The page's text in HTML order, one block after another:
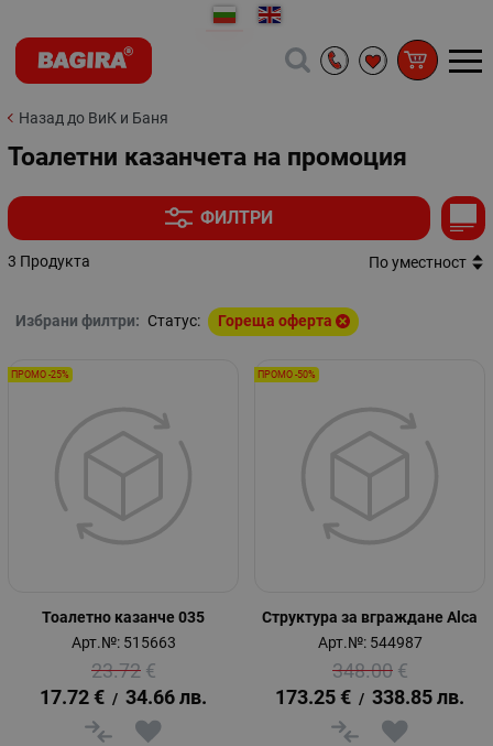
Назад до ВиК и Баня
Тоалетни казанчета на промоция
ФИЛТРИ
3 Продукта По уместност
Избрани филтри: Статус: Гореща оферта
Тоалетно казанче 035
Арт.№: 515663
23.72 €
17.72 € / 34.66 лв.
ПРОМО -25%
Структура за вграждане Alca
Арт.№: 544987
348.00 €
173.25 € / 338.85 лв.
ПРОМО -50%